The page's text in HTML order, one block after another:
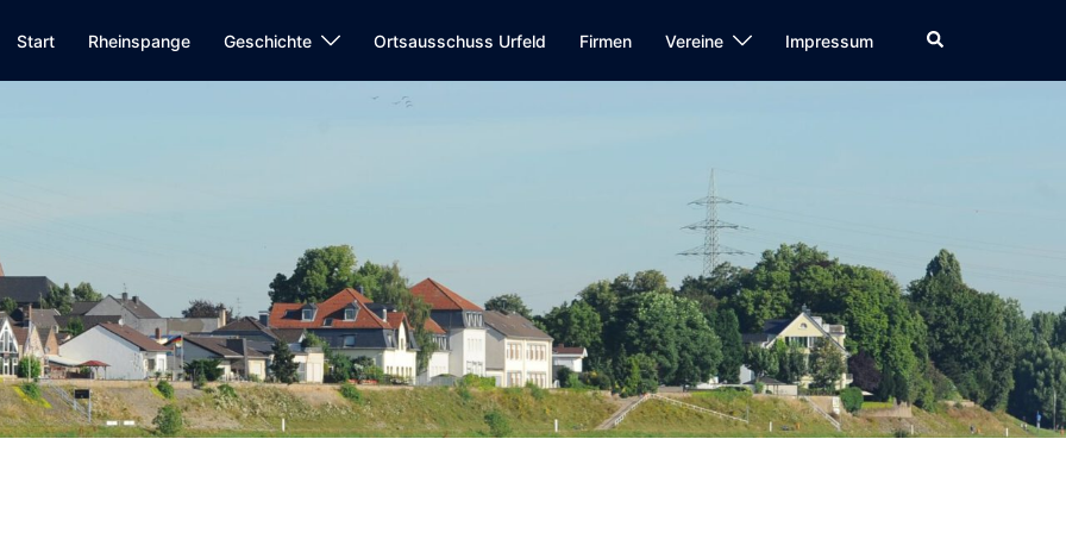
Start Rheinspange Geschichte Ortsausschuss Urfeld Firmen Vereine Impressum Suche